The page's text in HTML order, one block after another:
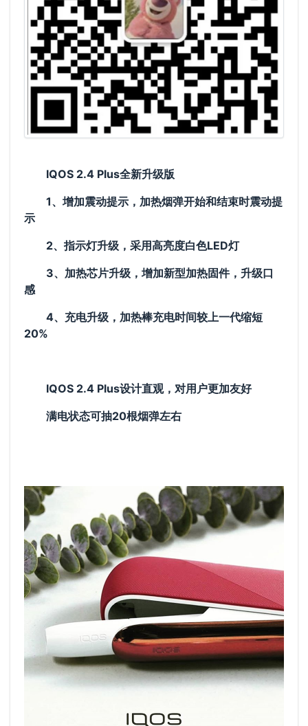
IQOS 2.4 Plus全新升级版
1、增加震动提示，加热烟弹开始和结束时震动提
示
2、指示灯升级，采用高亮度白色LED灯
3、加热芯片升级，增加新型加热固件，升级口
感
4、充电升级，加热棒充电时间较上一代缩短
20%
IQOS 2.4 Plus设计直观，对用户更加友好
满电状态可抽20根烟弹左右